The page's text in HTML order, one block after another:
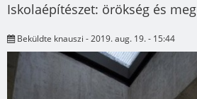
Iskolaépítészet: örökség és
Beküldte knauszi - 2019. aug. 19. - 15:44